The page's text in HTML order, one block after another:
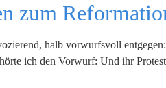
zum
halb vorwurfsvoll
ich den Vorwurf: Und ihr